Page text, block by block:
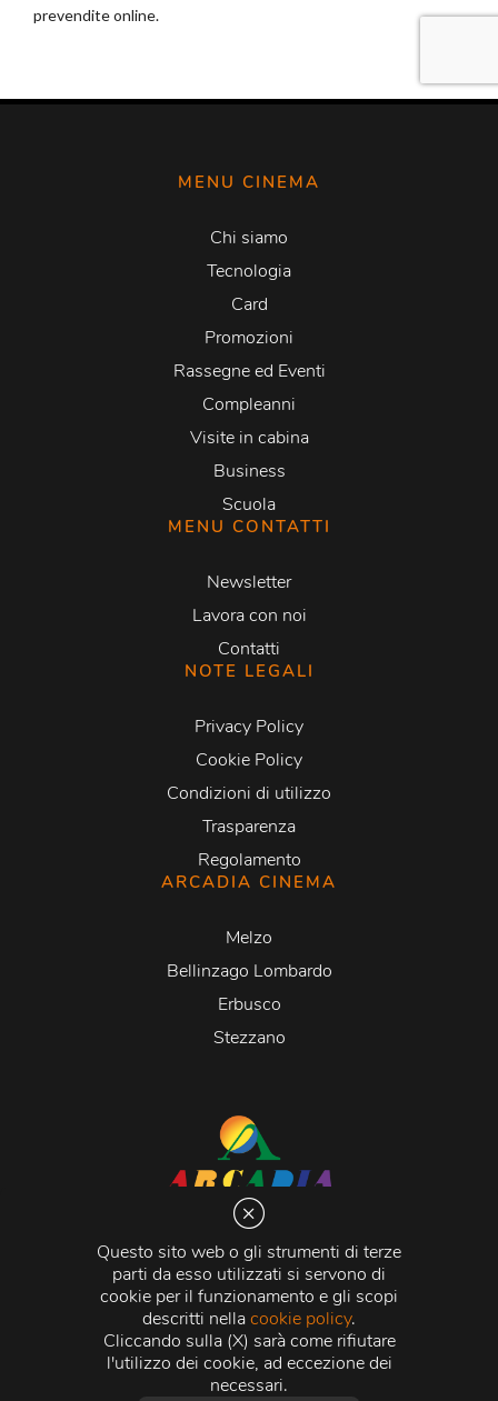
Questo sito web o gli strumenti di terze
parti da esso utilizzati si servono di
cookie per il funzionamento e gli scopi
descritti nellacookie policy.
Cliccando sulla (X) sarà come rifiutare
l'utilizzo dei cookie, ad eccezione dei
necessari.
MENU CINEMA
Chi siamo
Tecnologia
Card
Promozioni
Rassegne ed Eventi
Compleanni
Visite in cabina
Business
Scuola
MENU CONTATTI
Newsletter
Lavora con noi
Contatti
NOTE LEGALI
Privacy Policy
Cookie Policy
Condizioni di utilizzo
Trasparenza
Regolamento
ARCADIA CINEMA
Melzo
Bellinzago Lombardo
Erbusco
Stezzano
Via Martiri della Libertà 20066 Melzo (MI)
C.C.I.A.A. - R.E.A di Milano n. 1427910
Registro delle Imprese di Milano n. 338392 -
Fiscale e Partita Iva11015840157 | Capitale Sociale
500.000,00 i.v.
Credits:Crea Informatica S.r.l. 2026 © Tutti i diritti
riservati.